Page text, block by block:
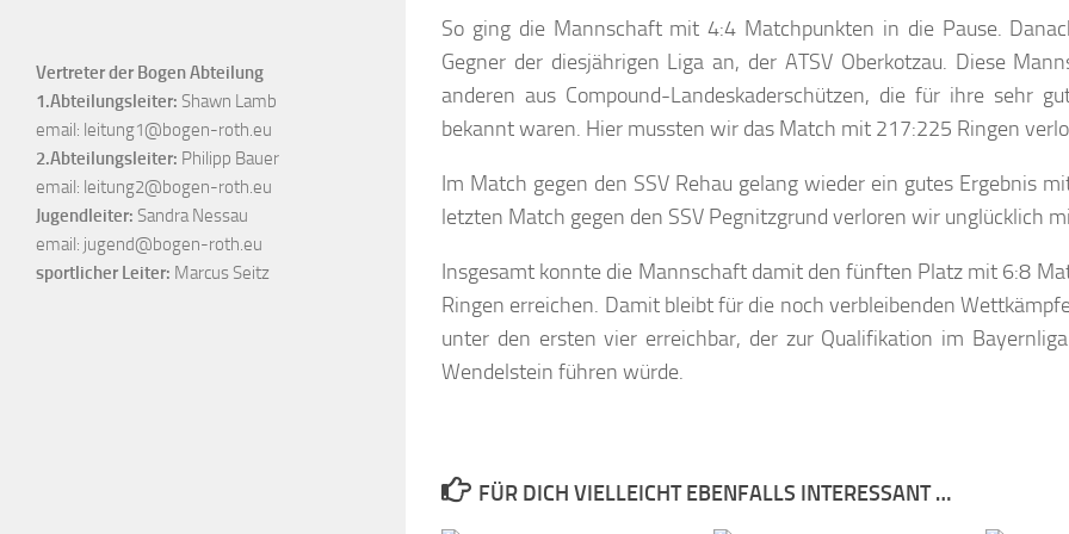
So ging die Mannschaft mit 4:4 Matchpunkten in die Pause.
Gegner der diesjährigen Liga an, der ATSV Oberkotzau. Diese
anderen aus Compound-Landeskaderschützen, die für ihre sehr
bekannt waren. Hier mussten wir das Match mit 217:225 Ringen
Im Match gegen den SSV Rehau gelang wieder ein gutes Ergebnis
letzten Match gegen den SSV Pegnitzgrund verloren wir unglücklich
Insgesamt konnte die Mannschaft damit den fünften Platz mit 6:8
Ringen erreichen. Damit bleibt für die noch verbleibenden
unter den ersten vier erreichbar, der zur Qualifikation im
Wendelstein führen würde.
FÜR DICH VIELLEICHT EBENFALLS INTERESSANT …
Vertreter der Bogen Abteilung
1.Abteilungsleiter: Shawn Lamb
email: leitung1@bogen-roth.eu
2.Abteilungsleiter: Philipp Bauer
email: leitung2@bogen-roth.eu
Jugendleiter: Sandra Nessau
email: jugend@bogen-roth.eu
sportlicher Leiter: Marcus Seitz